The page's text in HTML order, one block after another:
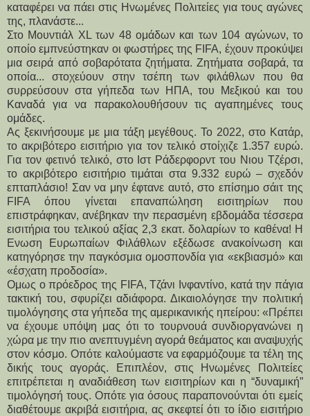
καταφέρει να πάει στις Ηνωμένες Πολιτείες για τους αγώνες
της, πλανάστε...
Στο Μουντιάλ XL των 48 ομάδων και των 104 αγώνων, το
οποίο εμπνεύστηκαν οι φωστήρες της FIFA, έχουν προκύψει
μια σειρά από σοβαρότατα ζητήματα. Ζητήματα σοβαρά, τα
οποία... στοχεύουν στην τσέπη των φιλάθλων που θα
συρρεύσουν στα γήπεδα των ΗΠΑ, του Μεξικού και του
Καναδά για να παρακολουθήσουν τις αγαπημένες τους
ομάδες.
Ας ξεκινήσουμε με μια τάξη μεγέθους. Το 2022, στο Κατάρ,
το ακριβότερο εισιτήριο για τον τελικό στοίχιζε 1.357 ευρώ.
Για τον φετινό τελικό, στο Ιστ Ράδερφορντ του Νιου Τζέρσι,
το ακριβότερο εισιτήριο τιμάται στα 9.332 ευρώ – σχεδόν
επταπλάσιο! Σαν να μην έφτανε αυτό, στο επίσημο σάιτ της
FIFA όπου γίνεται επαναπώληση εισιτηρίων που
επιστράφηκαν, ανέβηκαν την περασμένη εβδομάδα τέσσερα
εισιτήρια του τελικού αξίας 2,3 εκατ. δολαρίων το καθένα! Η
Ενωση Ευρωπαίων Φιλάθλων εξέδωσε ανακοίνωση και
κατηγόρησε την παγκόσμια ομοσπονδία για «εκβιασμό» και
«έσχατη προδοσία».
Ομως ο πρόεδρος της FIFA, Τζάνι Ινφαντίνο, κατά την πάγια
τακτική του, σφυρίζει αδιάφορα. Δικαιολόγησε την πολιτική
τιμολόγησης στα γήπεδα της αμερικανικής ηπείρου: «Πρέπει
να έχουμε υπόψη μας ότι το τουρνουά συνδιοργανώνει η
χώρα με την πιο ανεπτυγμένη αγορά θεάματος και αναψυχής
στον κόσμο. Οπότε καλούμαστε να εφαρμόζουμε τα τέλη της
δικής τους αγοράς. Επιπλέον, στις Ηνωμένες Πολιτείες
επιτρέπεται η αναδιάθεση των εισιτηρίων και η “δυναμική”
τιμολόγησή τους. Οπότε για όσους παραπονούνται ότι εμείς
διαθέτουμε ακριβά εισιτήρια, ας σκεφτεί ότι το ίδιο εισιτήριο